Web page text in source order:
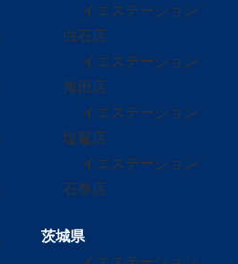
イエステーション
白石店
イエステーション
角田店
イエステーション
塩竈店
イエステーション
石巻店
茨城県